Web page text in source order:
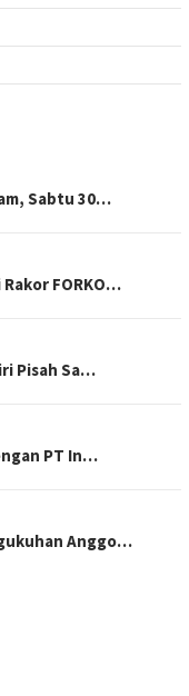
Sabtu 30…
FORKO…
Pisah Sa…
PT In…
Anggo…